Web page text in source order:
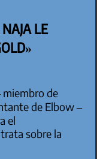
LE
miembro de
de Elbow –
el
sobre la